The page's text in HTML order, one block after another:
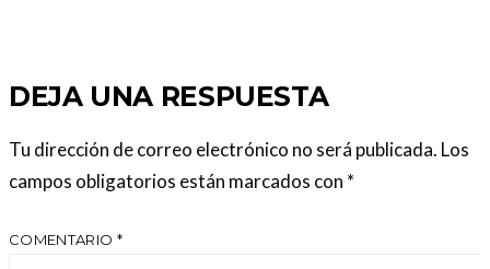
DEJA UNA RESPUESTA
Tu dirección de correo electrónico no será publicada. Los
campos obligatorios están marcados con *
COMENTARIO *